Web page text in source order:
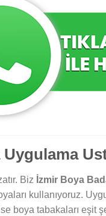
Biz İzmir Boya
kullanıyoruz.
boya tabakaları